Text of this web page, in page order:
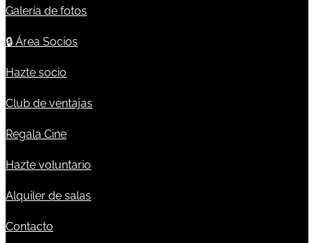
Galería de fotos
🔒 Área Socios
Hazte socio
Club de ventajas
Regala Cine
Hazte voluntario
Alquiler de salas
Contacto